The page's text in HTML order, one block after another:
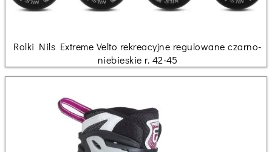
Rolki Nils Extreme Velto rekreacyjne regulowane czarno-
niebieskie r. 42-45